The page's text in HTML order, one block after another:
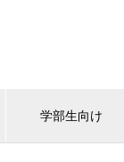
学部生向け